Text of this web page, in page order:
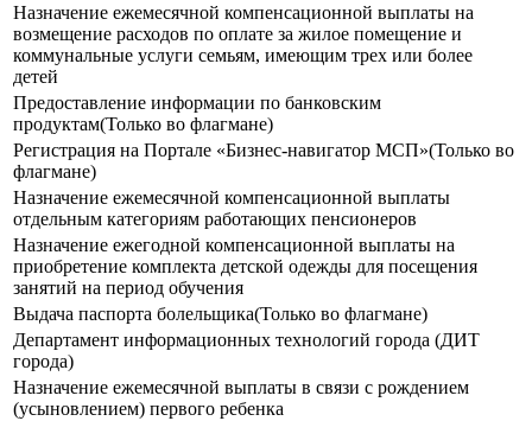
Назначение ежемесячной компенсационной выплаты на
возмещение расходов по оплате за жилое помещение и
коммунальные услуги семьям, имеющим трех или более
детей
Предоставление информации по банковским
продуктам(Только во флагмане)
Регистрация на Портале «Бизнес-навигатор МСП»(Только во
флагмане)
Назначение ежемесячной компенсационной выплаты
отдельным категориям работающих пенсионеров
Назначение ежегодной компенсационной выплаты на
приобретение комплекта детской одежды для посещения
занятий на период обучения
Выдача паспорта болельщика(Только во флагмане)
Департамент информационных технологий города (ДИТ
города)
Назначение ежемесячной выплаты в связи с рождением
(усыновлением) первого ребенка